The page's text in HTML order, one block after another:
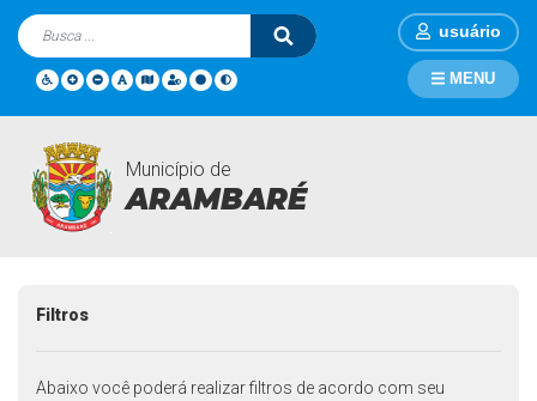
usuário
Município de
ARAMBARÉ
MENU
Mídia Videos
Filtros
Abaixo você poderá realizar filtros de acordo com seu